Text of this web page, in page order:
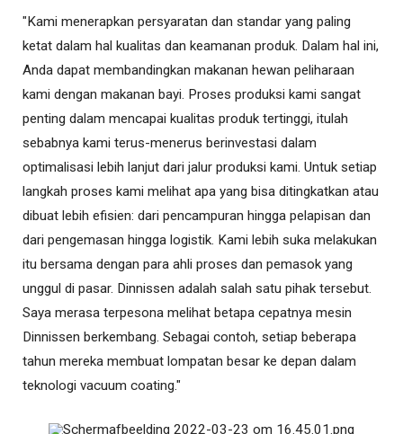
"Kami menerapkan persyaratan dan standar yang paling
ketat dalam hal kualitas dan keamanan produk. Dalam hal ini,
Anda dapat membandingkan makanan hewan peliharaan
kami dengan makanan bayi. Proses produksi kami sangat
penting dalam mencapai kualitas produk tertinggi, itulah
sebabnya kami terus-menerus berinvestasi dalam
optimalisasi lebih lanjut dari jalur produksi kami. Untuk setiap
langkah proses kami melihat apa yang bisa ditingkatkan atau
dibuat lebih efisien: dari pencampuran hingga pelapisan dan
dari pengemasan hingga logistik. Kami lebih suka melakukan
itu bersama dengan para ahli proses dan pemasok yang
unggul di pasar. Dinnissen adalah salah satu pihak tersebut.
Saya merasa terpesona melihat betapa cepatnya mesin
Dinnissen berkembang. Sebagai contoh, setiap beberapa
tahun mereka membuat lompatan besar ke depan dalam
teknologi vacuum coating."